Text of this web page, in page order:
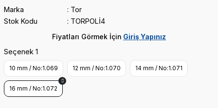
Marka
Tor
Stok Kodu
TORPOLİ4
Fiyatları Görmek İçin Giriş Yapınız
Seçenek 1
10 mm / No:1.069 12 mm / No:1.070 14 mm / No:1.071
16 mm / No:1.072